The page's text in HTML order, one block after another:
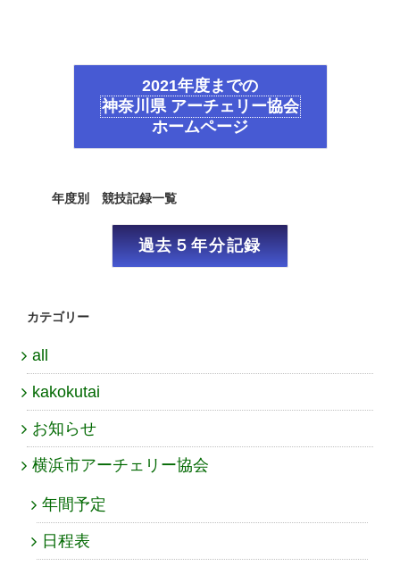
2021年度までの
神奈川県 アーチェリー協会
ホームページ
年度別 競技記録一覧
過去５年分記録
カテゴリー
all
kakokutai
お知らせ
横浜市アーチェリー協会
年間予定
日程表